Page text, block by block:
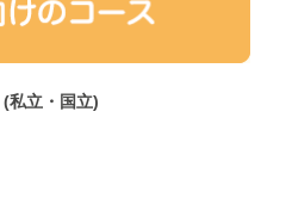
(私立・国立)